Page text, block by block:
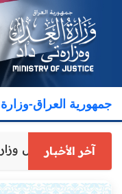
جمهورية العراق-
آخر الأخبار